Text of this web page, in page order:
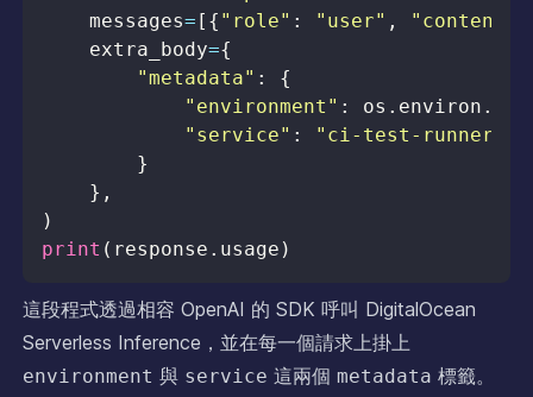
    messages
= [ { "role" : "user" , "content"
    extra_body
={
"metadata" :
{
"environment" : os . environ .
"service" : "ci-test-runner"
}
} ,
)
print ( response . usage )
這段程式透過相容 OpenAI 的 SDK 呼叫 DigitalOcean
Serverless Inference，並在每一個請求上掛上
environment 與 service 這兩個 metadata 標籤。